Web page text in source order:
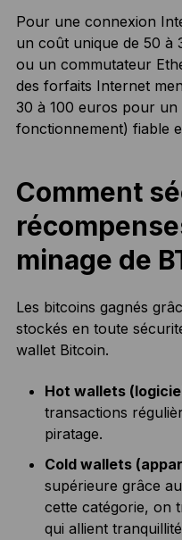
Pour une connexion
un coût unique de 50
ou un commutateur
des forfaits Internet
30 à 100 euros pour un
fonctionnement) fiable
Comment
minage de
Les bitcoins gagnés
stockés en toute
wallet Bitcoin.
Hot wallets
transactions
piratage.
Cold wallets
supérieure grâce
cette catégorie, on
qui allient